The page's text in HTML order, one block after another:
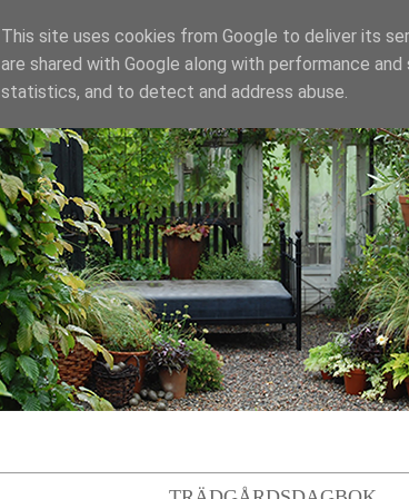
This site uses cookies from Google to deliver its
are shared with Google along with performance
statistics, and to detect and address abuse.